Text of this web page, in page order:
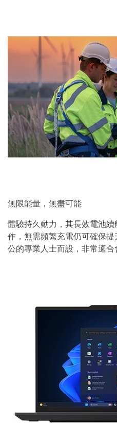
無限能量，無盡可能
體驗持久動力，其長效電池
作，無需頻繁充電仍可確保
公的專業人士而設，非常適合